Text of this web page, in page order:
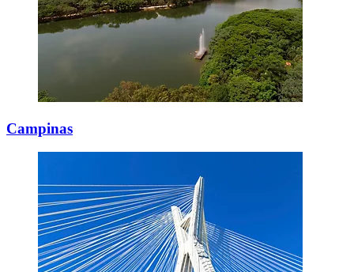
Campinas